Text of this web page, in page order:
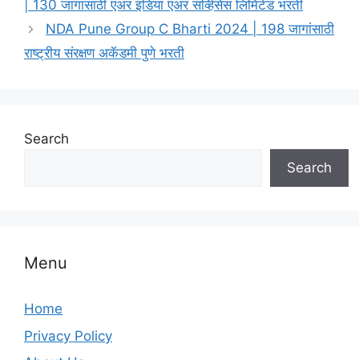
| 130 जागांसाठी एअर इंडिया एअर सर्व्हिसेस लिमिटेड भरती
NDA Pune Group C Bharti 2024 | 198 जागांसाठी
राष्ट्रीय संरक्षण अकॅडमी पुणे भरती
Search
Search
Menu
Home
Privacy Policy